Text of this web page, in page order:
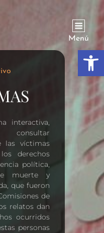
Menú
interactiva,
las víctimas
derechos
política,
muerte y
que fueron
de
relatos dan
ocurridos
personas